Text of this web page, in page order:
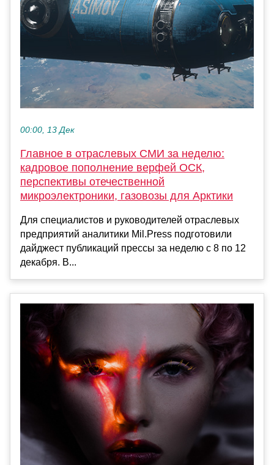
00:00, 13 Дек
Главное в отраслевых СМИ за неделю:
кадровое пополнение верфей ОСК,
перспективы отечественной
микроэлектроники, газовозы для Арктики
Для специалистов и руководителей отраслевых
предприятий аналитики Mil.Press подготовили
дайджест публикаций прессы за неделю с 8 по 12
декабря. В...